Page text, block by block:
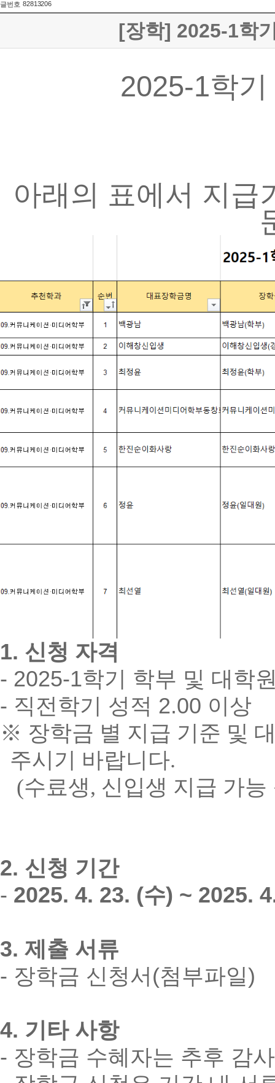
글번호 82813206
[장학] 2025-1학
2025-1학
아래의 표에서 지급
1. 신청 자격
- 2025-1학기 학부 및 대학
- 직전학기 성적 2.00 이상
※ 장학금 별 지급 기준 및
주시기 바랍니다.
(수료생, 신입생 지급 가능
2. 신청 기간
- 2025. 4. 23. (수) ~ 2025.
3. 제출 서류
- 장학금 신청서(첨부파일)
4. 기타 사항
- 장학금 수혜자는 추후 감